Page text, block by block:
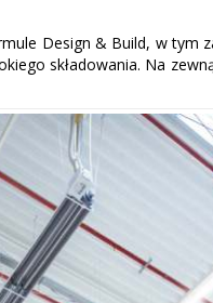
Design & Build, w tym
składowania. Na